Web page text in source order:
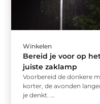
Winkelen
Bereid je voor op
juiste zaklamp
Voorbereid de donkere
korter, de avonden
je denkt. ...